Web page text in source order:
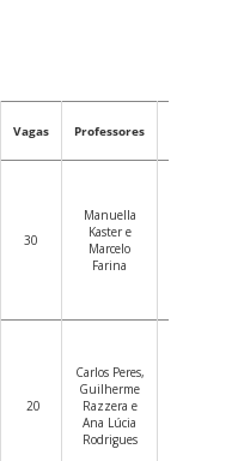
Vagas Professores
30
Manuella
Kaster e
Marcelo
Farina
20
Carlos Peres,
Guilherme
Razzera e
Ana Lúcia
Rodrigues